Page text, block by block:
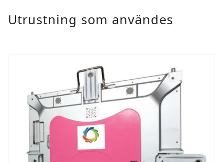
Utrustning som användes